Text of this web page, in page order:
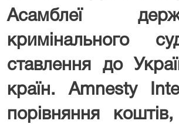
Асамблеї
кримінального
ставлення до
країн. Amnesty
порівняння